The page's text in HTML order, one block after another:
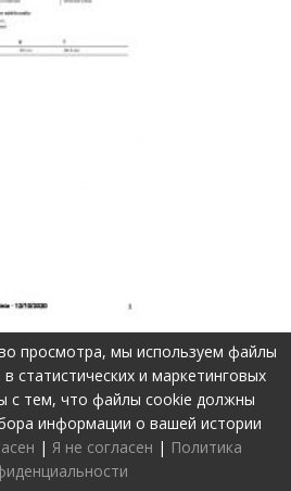
Privatumo politika
Svetainę sukūrė: www.pepa.lt
просмотра, мы используем файлы
статистических и маркетинговых
с тем, что файлы cookie должны
информации о вашей истории
| Я не согласен | Политика